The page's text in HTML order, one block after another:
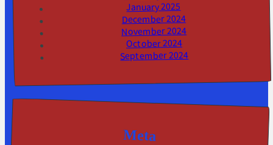
January 2025
December 2024
November 2024
October 2024
September 2024
Meta